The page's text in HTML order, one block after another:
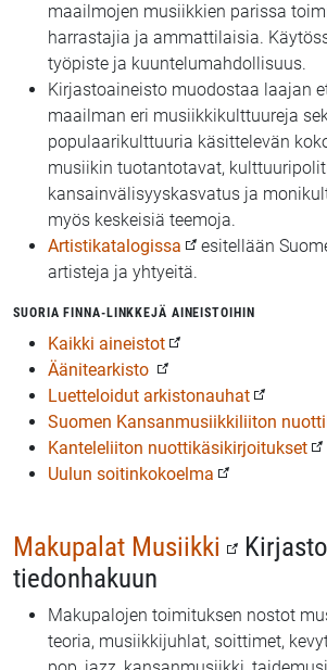
maailmojen musiikkien parissa
harrastajia ja ammattilaisia.
työpiste ja kuuntelumahdollisuus.
Kirjastoaineisto muodostaa laajan
maailman eri musiikkikulttuureja
populaarikulttuuria käsittelevän
musiikin tuotantotavat,
kansainvälisyyskasvatus ja
myös keskeisiä teemoja.
Artistikatalogissa
esitellään
artisteja ja yhtyeitä.
SUORIA FINNA-LINKKEJÄ AINEISTOIHIN
Kaikki aineistot
Äänitearkisto
Luetteloidut arkistonauhat
Suomen Kansanmusiikkiliiton
Kanteleliiton nuottikäsikirjoitukset
Uulun soitinkokoelma
Makupalat Musiikki
tiedonhakuun
Makupalojen toimituksen nostot
teoria, musiikkijuhlat, soittimet,